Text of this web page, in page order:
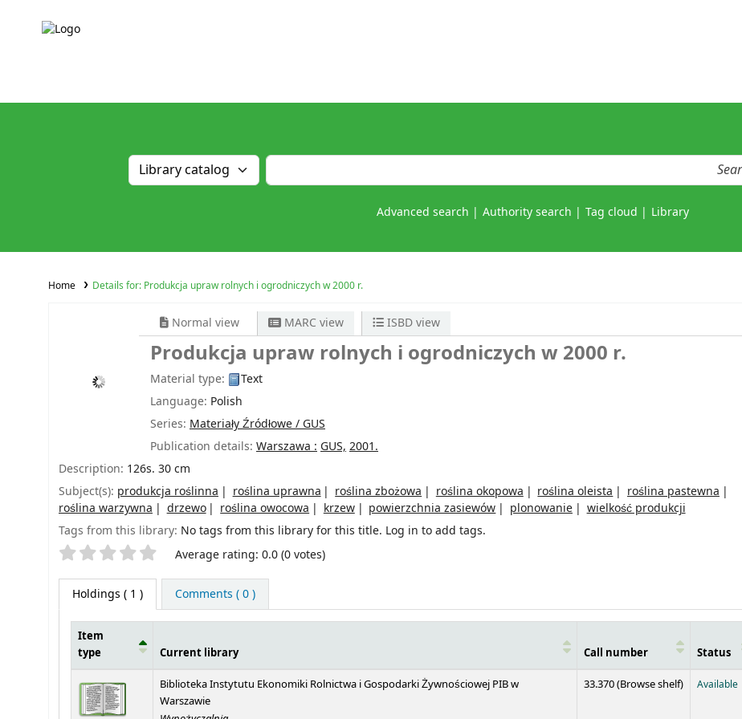
Advanced search Authority search Tag cloud Library
Home Details for: Produkcja upraw rolnych i ogrodniczych w 2000 r.
Normal view MARC view ISBD view
Produkcja upraw rolnych i ogrodniczych w 2000 r.
Material type:
Text
Language: Polish
Series: Materiały Źródłowe / GUS
Publication details: Warszawa : GUS, 2001.
Description: 126s. 30 cm
Subject(s): produkcja roślinna roślina uprawna roślina zbożowa roślina okopowa roślina oleista
roślina pastewna
roślina warzywna
drzewo roślina owocowa krzew powierzchnia zasiewów plonowanie
wielkość produkcji
Tags from this library: No tags from this library for this title. Log in to add tags.
Star ratings Average rating: 0.0 (0 votes)
Holdings ( 1 ) Comments ( 0 )
Item
type
Current library Call number Status
Biblioteka Instytutu Ekonomiki Rolnictwa i Gospodarki Żywnościowej PIB w
Warszawie
33.370 (Browse shelf(Opens below)
) Available